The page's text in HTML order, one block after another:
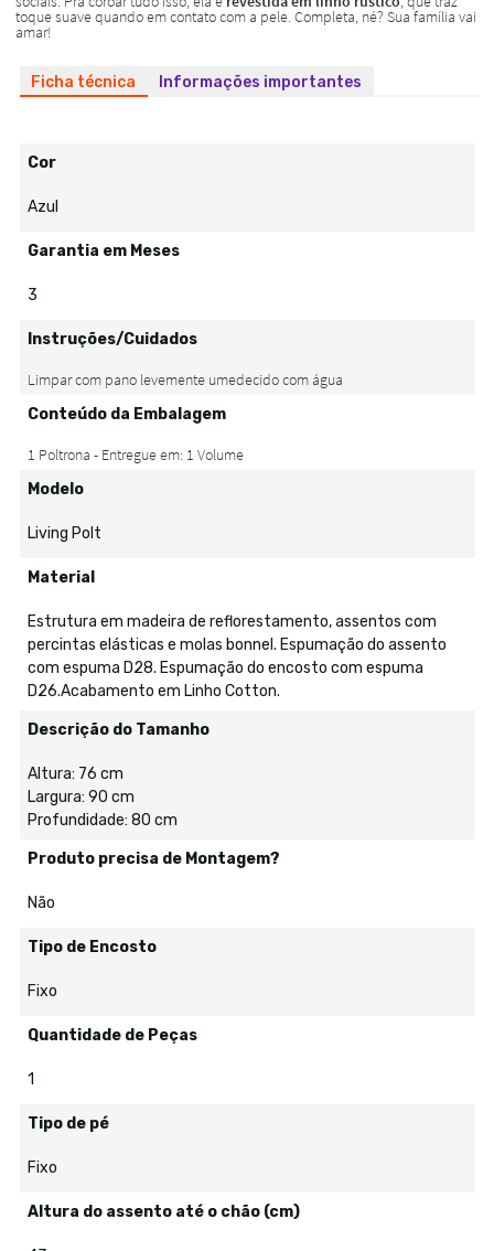
Ficha técnica Informações importantes
Cor
Azul
Garantia em Meses
3
Instruções/Cuidados
Conteúdo da Embalagem
Modelo
Living Polt
Material
Estrutura em madeira de reflorestamento, assentos com
percintas elásticas e molas bonnel. Espumação do assento
com espuma D28. Espumação do encosto com espuma
D26.Acabamento em Linho Cotton.
Descrição do Tamanho
Altura: 76 cm
Largura: 90 cm
Profundidade: 80 cm
Produto precisa de Montagem?
Não
Tipo de Encosto
Fixo
Quantidade de Peças
1
Tipo de pé
Fixo
Altura do assento até o chão (cm)